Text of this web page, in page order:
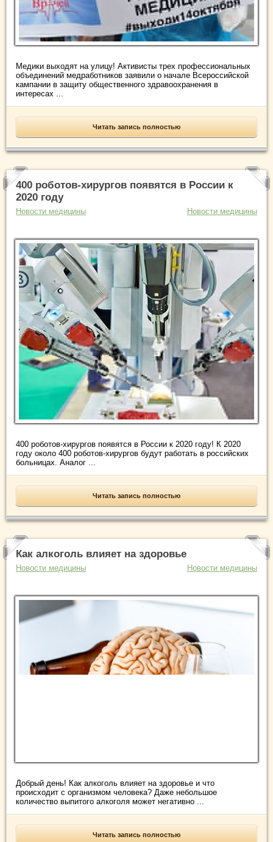
Медики выходят на улицу! Активисты трех профессиональных
объединений медработников заявили о начале Всероссийской
кампании в защиту общественного здравоохранения в
интересах ...
Читать запись полностью
400 роботов-хирургов появятся в России к
2020 году
Новости медицины Новости медицины
400 роботов-хирургов появятся в России к 2020 году! К 2020
году около 400 роботов-хирургов будут работать в российских
больницах. Аналог ...
Читать запись полностью
Как алкоголь влияет на здоровье
Новости медицины Новости медицины
Добрый день! Как алкоголь влияет на здоровье и что
происходит с организмом человека? Даже небольшое
количество выпитого алкоголя может негативно ...
Читать запись полностью